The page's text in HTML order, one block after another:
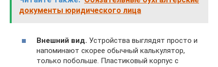
документы юридического лица
Внешний вид. Устройства выглядят просто и
напоминают скорее обычный калькулятор,
только побольше. Пластиковый корпус с